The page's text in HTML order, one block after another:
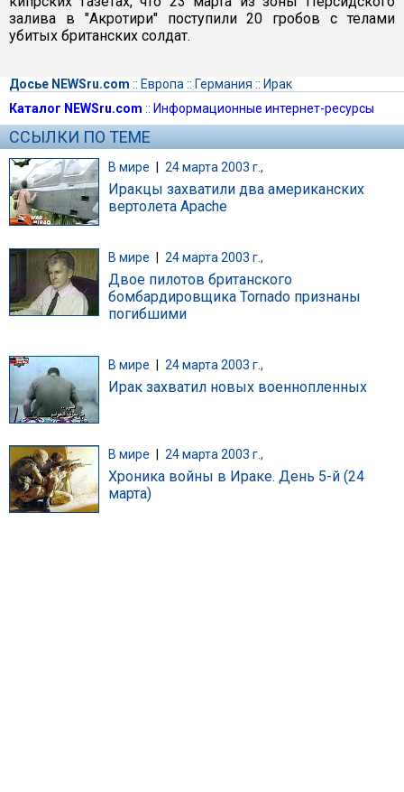
залива в "Акротири" поступили 20 гробов с телами
убитых британских солдат.
Досье NEWSru.com :: Европа :: Германия :: Ирак
Каталог NEWSru.com :: Информационные интернет-ресурсы
ССЫЛКИ ПО ТЕМЕ
В мире | 24 марта 2003 г.,
Иракцы захватили два американских
вертолета Apache
В мире 24 марта 2003 г.,
Двое пилотов британского
бомбардировщика Tornado признаны
погибшими
В мире 24 марта 2003 г.,
Ирак захватил новых военнопленных
В мире 24 марта 2003 г.,
Хроника войны в Ираке. День 5-й (24
марта)